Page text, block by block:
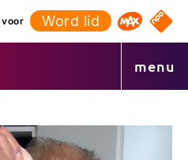
voor Word lid Omroep
NPO
menu